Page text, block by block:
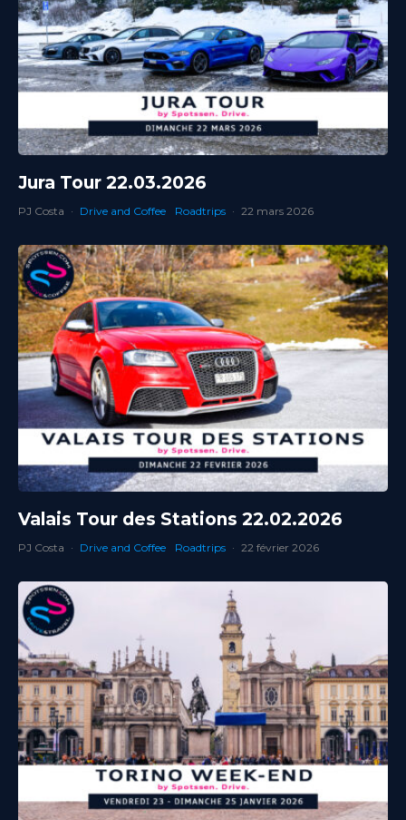
Jura Tour 22.03.2026
PJ Costa · Drive and Coffee Roadtrips · 22 mars 2026
Valais Tour des Stations 22.02.2026
PJ Costa · Drive and Coffee Roadtrips · 22 février 2026